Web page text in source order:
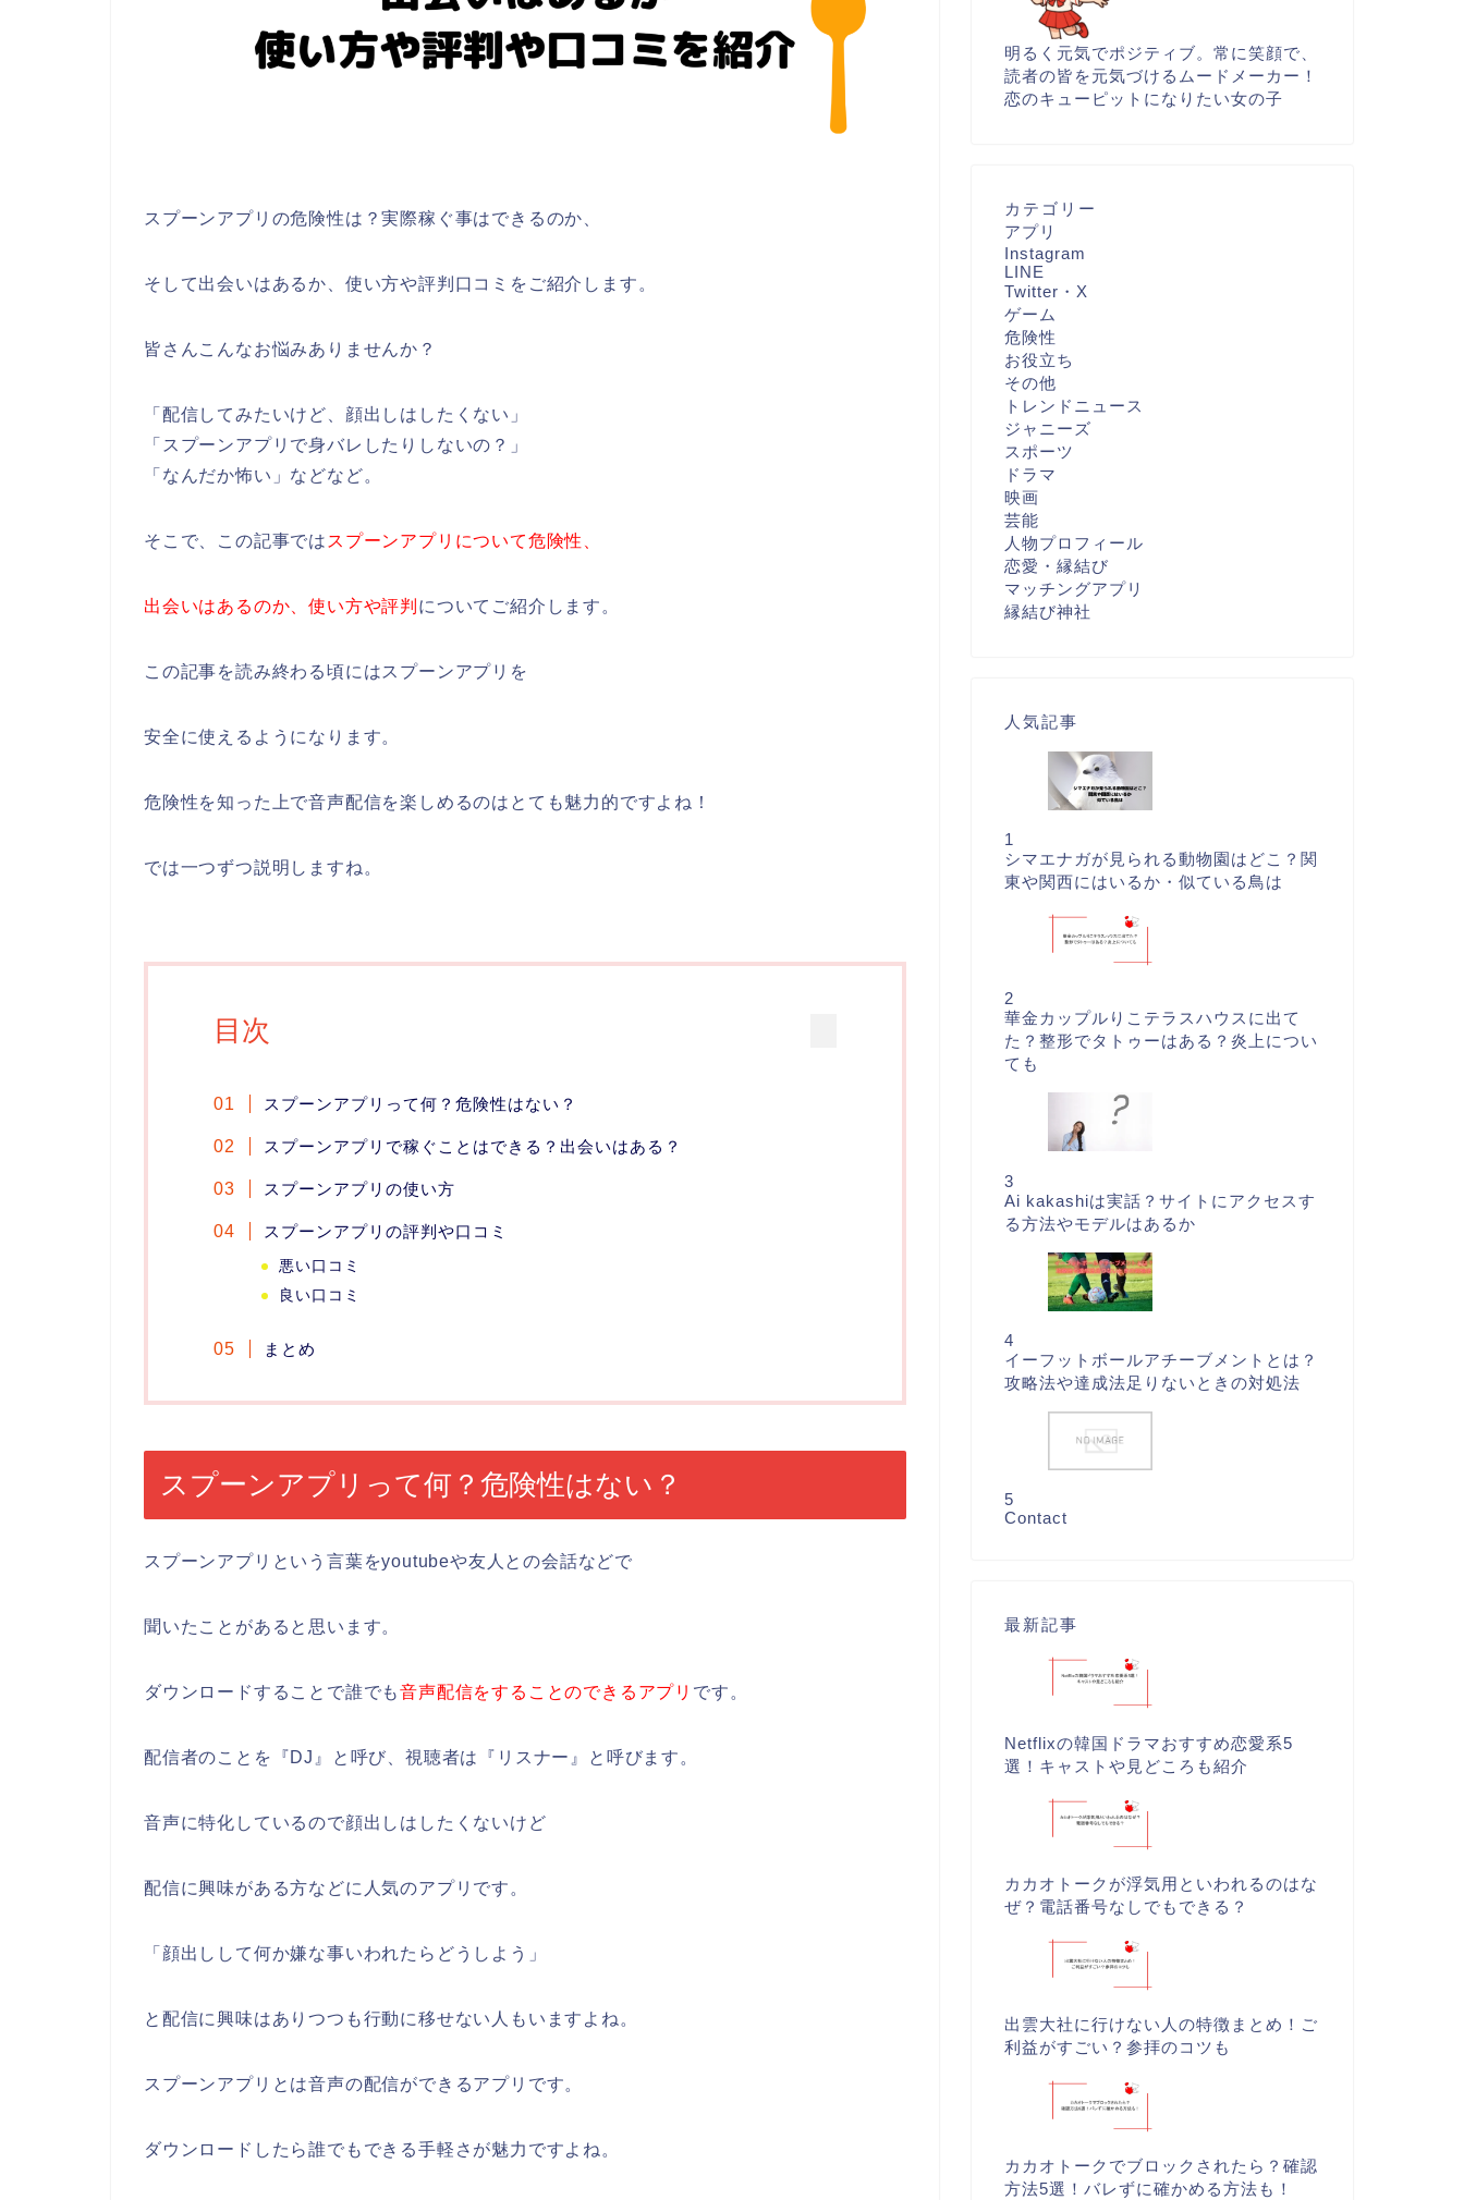
スプーンアプリの危険性は？実際稼ぐ事はできるのか、
そして出会いはあるか、使い方や評判口コミをご紹介します。
皆さんこんなお悩みありませんか？
「配信してみたいけど、顔出しはしたくない」
「スプーンアプリで身バレしたりしないの？」
「なんだか怖い」などなど。
そこで、この記事では スプーンアプリについて危険性、
出会いはあるのか、使い方や評判 についてご紹介します。
この記事を読み終わる頃にはスプーンアプリを
安全に使えるようになります。
危険性を知った上で音声配信を楽しめるのはとても魅力的ですよね！
では一つずつ説明しますね。
目次
スプーンアプリって何？危険性はない？
スプーンアプリで稼ぐことはできる？出会いはある？
スプーンアプリの使い方
スプーンアプリの評判や口コミ
悪い口コミ
良い口コミ
まとめ
スプーンアプリって何？危険性はない？
スプーンアプリという言葉をyoutubeや友人との会話などで
聞いたことがあると思います。
ダウンロードすることで誰でも音声配信をすることのできるアプリ です。
配信者のことを『DJ』と呼び、視聴者は『リスナー』と呼びます。
音声に特化しているので顔出しはしたくないけど
配信に興味がある方などに人気のアプリです。
「顔出しして何か嫌な事いわれたらどうしよう」
と配信に興味はありつつも行動に移せない人もいますよね。
スプーンアプリとは音声の配信ができるアプリです。
ダウンロードしたら誰でもできる手軽さが魅力ですよね。
明るく元気でポジティブ。常に笑顔で、
読者の皆を元気づけるムードメーカー！
恋のキューピットになりたい女の子
カテゴリー
アプリ
Instagram
LINE
Twitter・X
ゲーム
危険性
お役立ち
その他
トレンドニュース
ジャニーズ
スポーツ
ドラマ
映画
芸能
人物プロフィール
恋愛・縁結び
マッチングアプリ
縁結び神社
人気記事
1
シマエナガが見られる動物園はどこ？関
東や関西にはいるか・似ている鳥は
2
華金カップルりこテラスハウスに出て
た？整形でタトゥーはある？炎上につい
ても
3
Ai kakashiは実話？サイトにアクセスす
る方法やモデルはあるか
4
イーフットボールアチーブメントとは？
攻略法や達成法足りないときの対処法
5
Contact
最新記事
Netflixの韓国ドラマおすすめ恋愛系5
選！キャストや見どころも紹介
カカオトークが浮気用といわれるのはな
ぜ？電話番号なしでもできる？
出雲大社に行けない人の特徴まとめ！ご
利益がすごい？参拝のコツも
カカオトークでブロックされたら？確認
方法5選！バレずに確かめる方法も！